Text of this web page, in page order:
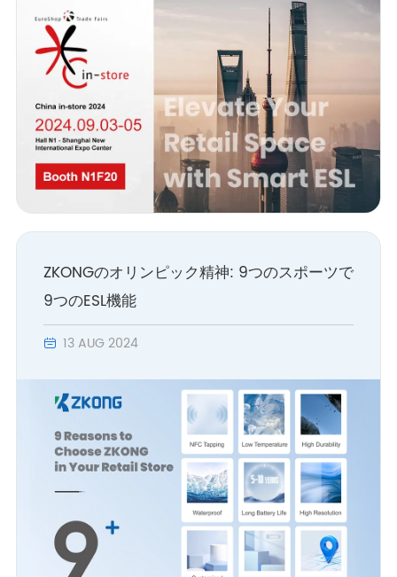
ZKONGのオリンピック精神: 9つのスポーツで
9つのESL機能
 13 AUG 2024